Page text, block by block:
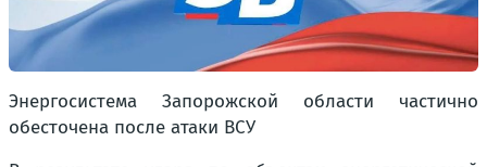
Энергосистема Запорожской области частично
обесточена после атаки ВСУ